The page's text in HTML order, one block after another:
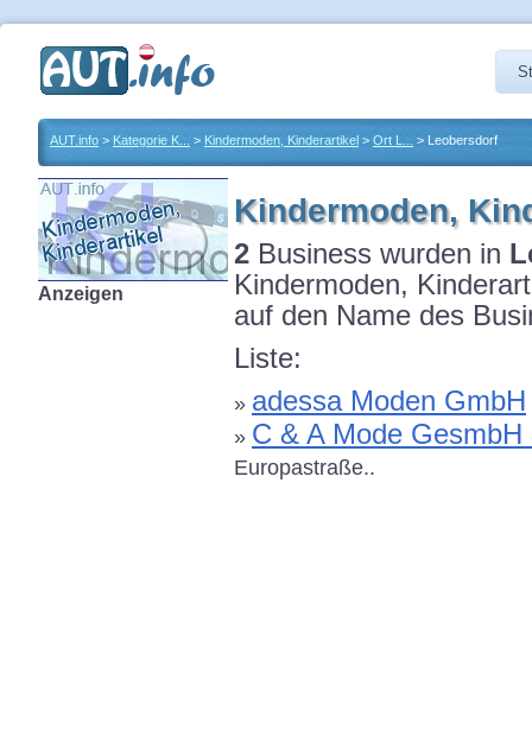
AUT.info > Kategorie K... > Kindermoden, Kinderartikel > Ort L... > Leobersdorf
Anzeigen
Kindermoden,
2 Business wurden in
Kindermoden,
auf den Name des
Liste:
» adessa Moden GmbH
» C & A Mode
Europastraße..